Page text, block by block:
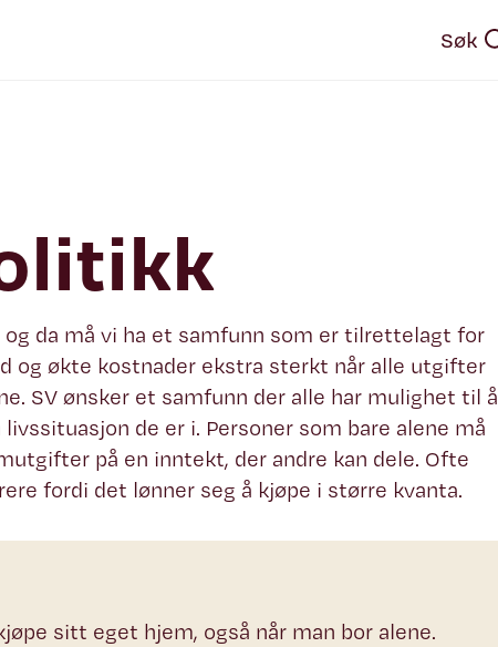
Søk
og da må vi ha et samfunn som er tilrettelagt for
og økte kostnader ekstra sterkt når alle utgifter
SV ønsker et samfunn der alle har mulighet til å
de er i. Personer som bare alene må
på en inntekt, der andre kan dele. Ofte
fordi det lønner seg å kjøpe i større kvanta.
sitt eget hjem, også når man bor alene.